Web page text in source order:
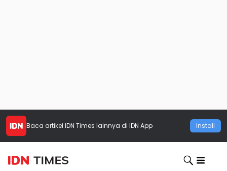
Baca artikel IDN Times lainnya di IDN App Install